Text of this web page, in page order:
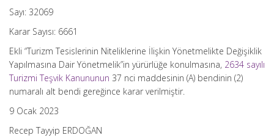
Sayı: 32069
Karar Sayısı: 6661
Ekli “Turizm Tesislerinin Niteliklerine İlişkin Yönetmelikte Değişiklik
Yapılmasına Dair Yönetmelik”in yürürlüğe konulmasına, 2634 sayılı
Turizmi Teşvik Kanununun 37 nci maddesinin (A) bendinin (2)
numaralı alt bendi gereğince karar verilmiştir.
9 Ocak 2023
Recep Tayyip ERDOĞAN